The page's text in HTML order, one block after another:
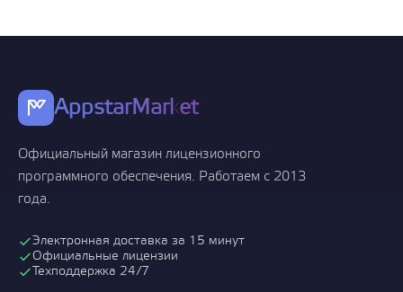
AppstarMarket
Официальный магазин лицензионного
программного обеспечения. Работаем с 2013
года.
Электронная доставка за 15 минут
Официальные лицензии
Техподдержка 24/7